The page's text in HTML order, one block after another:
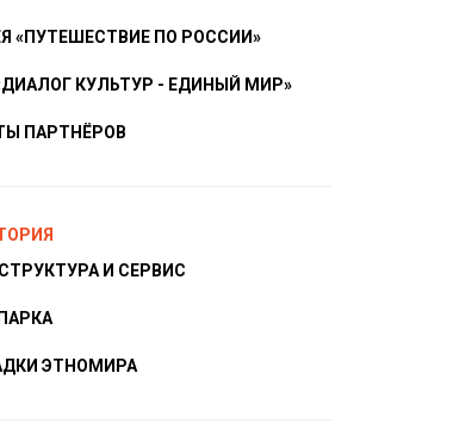
«ПУТЕШЕСТВИЕ ПО РОССИИ»
КУЛЬТУР - ЕДИНЫЙ МИР»
ПАРТНЁРОВ
И СЕРВИС
ЭТНОМИРА